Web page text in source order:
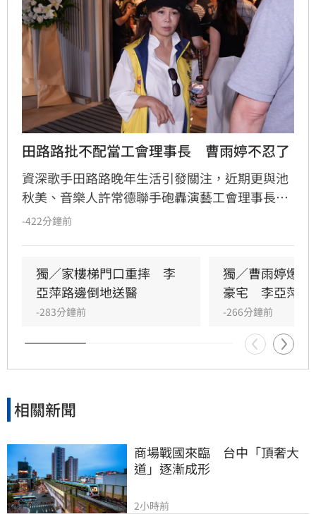
田路路批不配當工會理事長　曹雨婷不忍了
資深歌手田路路晚年生活引發關注，近期更與池
秋美、音樂人許常德聯手砲轟演藝工會理事長曹
雨婷，質疑其未善盡照顧資深藝人之責，且工會
說明，演藝圈內部矛盾隨之引爆。針對連日指
控，曹雨婷態度低調表示無需回應；而姜厚任則
回應已卸任逾二十年，認為田路路弄錯對象。此
次事件不僅揭開演藝工會內部長期累積的恩怨，
也再度引發大眾對於資深藝人權益與工會運作透
明度的廣泛討論與高度關注。
-422分鐘前
獨／家樓梯門口重摔　李
亞萍路邊倒地送醫
-283分鐘前
獨／曹雨婷爆
豪宅　李亞萍發
-266分鐘前
相關新聞
商場戰國來臨　台中「頂奢大
道」逐漸成形
2小時前